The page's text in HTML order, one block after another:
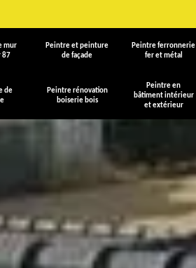
mur
87
Peintre et peinture
de façade
Peintre ferronnerie
fer et métal
de
Peintre rénovation
boiserie bois
Peintre en
bâtiment intérieur
et extérieur